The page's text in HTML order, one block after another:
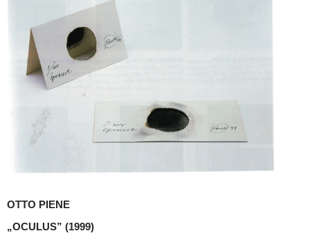
OTTO PIENE
„OCULUS” (1999)